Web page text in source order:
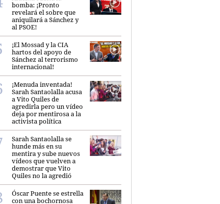
bomba: ¡Pronto
revelará el sobre que
aniquilará a Sánchez y
al PSOE!
¡El Mossad y la CIA
hartos del apoyo de
Sánchez al terrorismo
internacional!
¡Menuda inventada!
Sarah Santaolalla acusa
a Vito Quiles de
agredirla pero un vídeo
deja por mentirosa a la
activista política
Sarah Santaolalla se
hunde más en su
mentira y sube nuevos
vídeos que vuelven a
demostrar que Vito
Quiles no la agredió
Óscar Puente se estrella
con una bochornosa